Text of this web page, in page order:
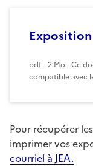
pdf - 2 Mo - Ce
compatible avec
Pour récupérer
imprimer vos
courriel à JEA.